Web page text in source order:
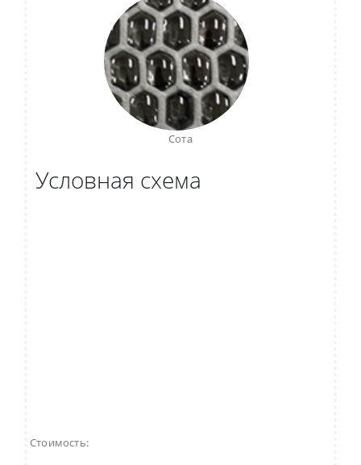
Сота
Условная схема
Стоимость: